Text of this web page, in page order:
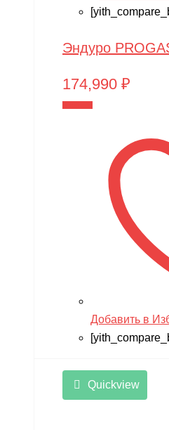
Эндуро
174,990 ₽
Добавить в
Quickview